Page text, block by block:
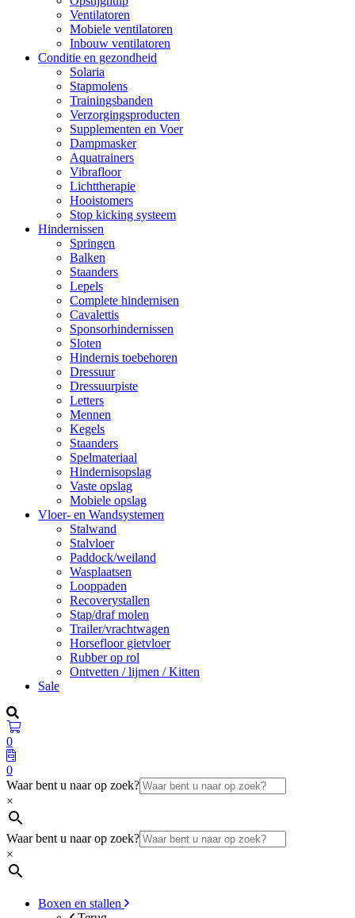
Ventilatoren
Mobiele ventilatoren
Inbouw ventilatoren
Conditie en gezondheid
Solaria
Stapmolens
Trainingsbanden
Verzorgingsproducten
Supplementen en Voer
Dampmasker
Aquatrainers
Vibrafloor
Lichttherapie
Hooistomers
Stop kicking systeem
Hindernissen
Springen
Balken
Staanders
Lepels
Complete hindernisen
Cavalettis
Sponsorhindernissen
Sloten
Hindernis toebehoren
Dressuur
Dressuurpiste
Letters
Mennen
Kegels
Staanders
Spelmateriaal
Hindernisopslag
Vaste opslag
Mobiele opslag
Vloer- en Wandsystemen
Stalwand
Stalvloer
Paddock/weiland
Wasplaatsen
Looppaden
Recoverystallen
Stap/draf molen
Trailer/vrachtwagen
Horsefloor gietvloer
Rubber op rol
Ontvetten / lijmen / Kitten
Sale
0
0
Waar bent u naar op zoek?
×
Waar bent u naar op zoek?
×
Boxen en stallen